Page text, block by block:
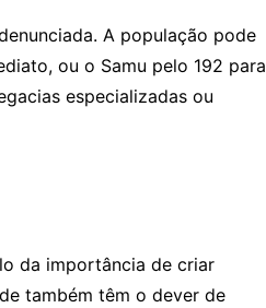
A população pode
ou o Samu pelo 192 para
especializadas ou
da importância de criar
também têm o dever de